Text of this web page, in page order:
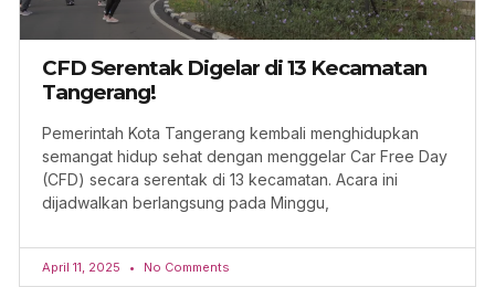
CFD Serentak Digelar di 13 Kecamatan
Tangerang!
Pemerintah Kota Tangerang kembali menghidupkan
semangat hidup sehat dengan menggelar Car Free Day
(CFD) secara serentak di 13 kecamatan. Acara ini
dijadwalkan berlangsung pada Minggu,
April 11, 2025 No Comments